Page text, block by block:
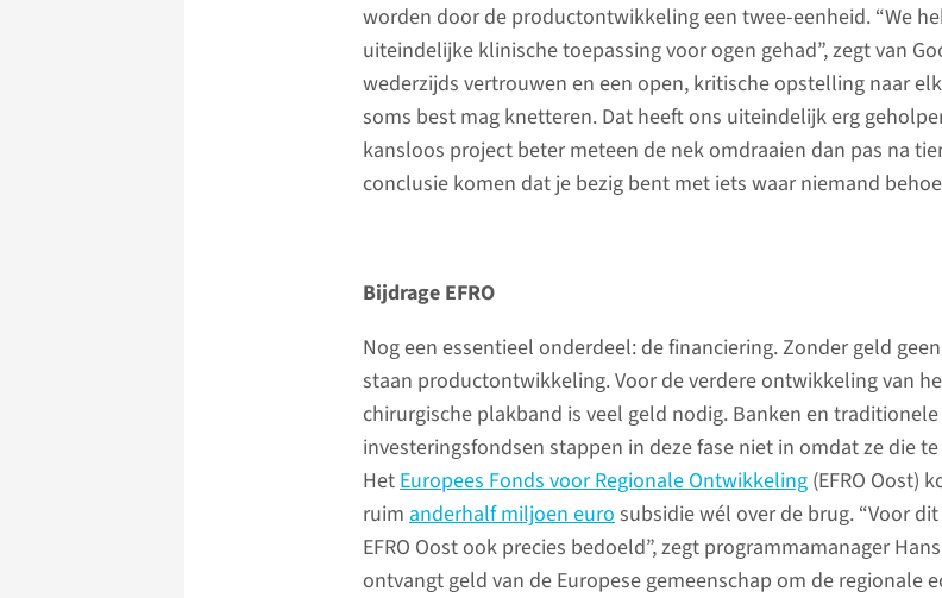
worden door de productontwikkeling een twee-eenheid. “We
uiteindelijke klinische toepassing voor ogen gehad”, zegt van
wederzijds vertrouwen en een open, kritische opstelling naar
soms best mag knetteren. Dat heeft ons uiteindelijk erg
kansloos project beter meteen de nek omdraaien dan pas na
conclusie komen dat je bezig bent met iets waar niemand
Bijdrage EFRO
Nog een essentieel onderdeel: de financiering. Zonder geld
staan productontwikkeling. Voor de verdere ontwikkeling van
chirurgische plakband is veel geld nodig. Banken en traditionele
investeringsfondsen stappen in deze fase niet in omdat ze die
HetEuropees Fonds voor Regionale Ontwikkeling (EFRO Oost)
ruim anderhalf miljoen eurosubsidie wél over de brug. “Voor
EFRO Oost ook precies bedoeld”, zegt programmamanager
ontvangt geld van de Europese gemeenschap om de regionale